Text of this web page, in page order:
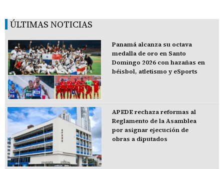
ÚLTIMAS NOTICIAS
Panamá alcanza su octava
medalla de oro en Santo
Domingo 2026 con hazañas en
béisbol, atletismo y eSports
APEDE rechaza reformas al
Reglamento de la Asamblea
por asignar ejecución de
obras a diputados